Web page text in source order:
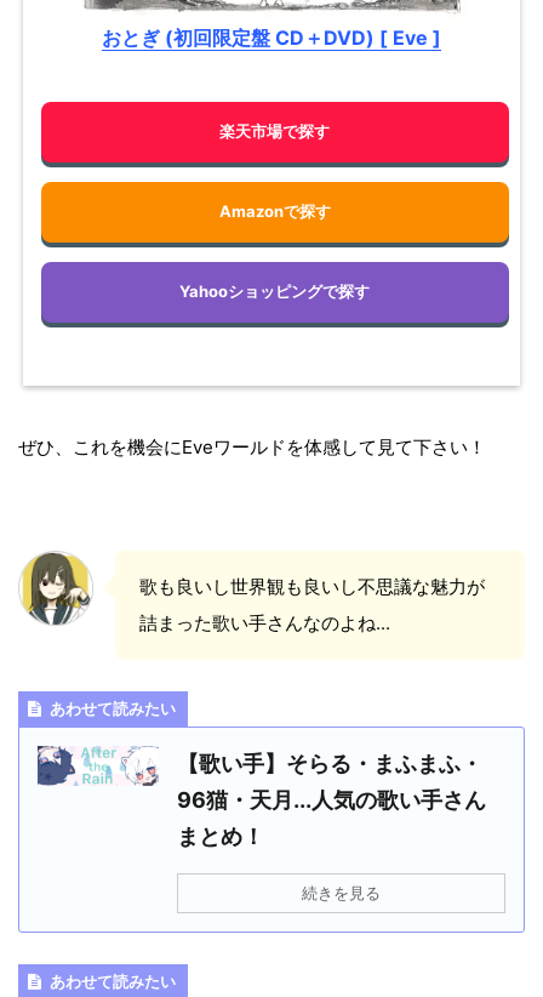
おとぎ (初回限定盤 CD＋DVD) [ Eve ]
楽天市場で探す
Amazonで探す
Yahooショッピングで探す
ぜひ、これを機会にEveワールドを体感して見て下さい！
歌も良いし世界観も良いし不思議な魅力が
詰まった歌い手さんなのよね...
あわせて読みたい
【歌い手】そらる・まふまふ・
96猫・天月...人気の歌い手さん
まとめ！
続きを見る
あわせて読みたい